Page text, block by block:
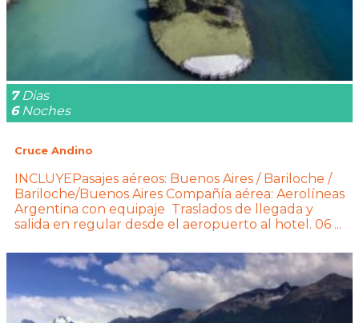
7Dias
6Noches
Cruce Andino
INCLUYEPasajes aéreos: Buenos Aires / Bariloche /
Bariloche/Buenos Aires Compañía aérea: Aerolíneas
Argentina con equipaje Traslados de llegada y
salida en regular desde el aeropuerto al hotel. 06 ...